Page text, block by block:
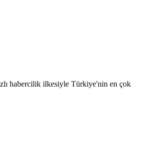
habercilik ilkesiyle Türkiye'nin en çok